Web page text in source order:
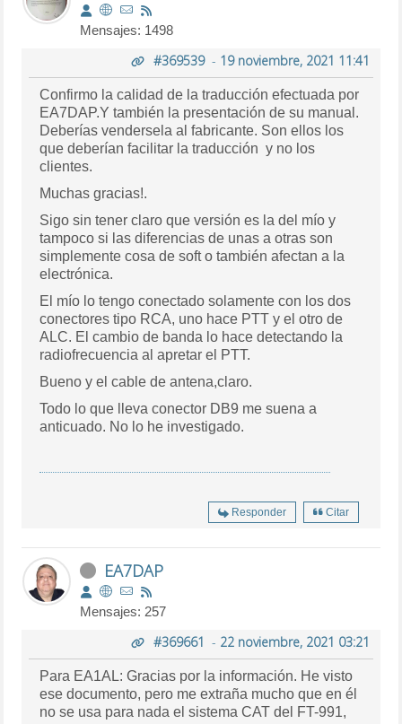
Mensajes: 1498
#369539- 19 noviembre, 2021 11:41
Confirmo la calidad de la traducción efectuada por
EA7DAP.Y también la presentación de su manual.
Deberías vendersela al fabricante. Son ellos los
que deberían facilitar la traducción y no los
clientes.
Muchas gracias!.
Sigo sin tener claro que versión es la del mío y
tampoco si las diferencias de unas a otras son
simplemente cosa de soft o también afectan a la
electrónica.
El mío lo tengo conectado solamente con los dos
conectores tipo RCA, uno hace PTT y el otro de
ALC. El cambio de banda lo hace detectando la
radiofrecuencia al apretar el PTT.
Bueno y el cable de antena,claro.
Todo lo que lleva conector DB9 me suena a
anticuado. No lo he investigado.
Responder Citar
EA7DAP
Mensajes: 257
#369661 - 22 noviembre, 2021 03:21
Para EA1AL: Gracias por la información. He visto
ese documento, pero me extraña mucho que en él
no se usa para nada el sistema CAT del FT-991,